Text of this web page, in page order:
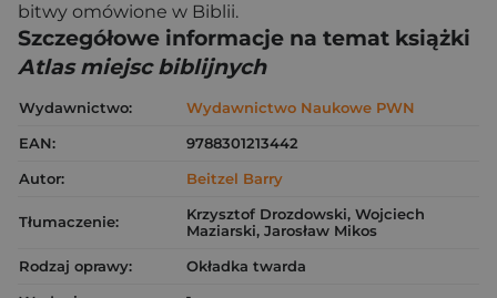
bitwy omówione w Biblii.
Szczegółowe informacje na temat książki
Atlas miejsc biblijnych
Wydawnictwo:
Wydawnictwo Naukowe PWN
EAN:
9788301213442
Autor:
Beitzel Barry
Tłumaczenie:
Krzysztof Drozdowski, Wojciech
Maziarski, Jarosław Mikos
Rodzaj oprawy:
Okładka twarda